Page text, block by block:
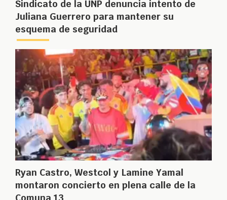
Sindicato de la UNP denuncia intento de
Juliana Guerrero para mantener su
esquema de seguridad
Ryan Castro, Westcol y Lamine Yamal
montaron concierto en plena calle de la